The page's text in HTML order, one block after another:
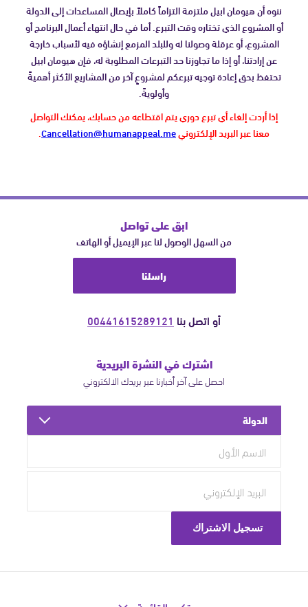
ننوه أن هيومان ابيل ملتزمة التزاماً كاملاً بإيصال المساعدات إلى الدولة
أو المشروع الذي تختاره وقت التبرع. أما في حال انتهاء أعمال البرنامج أو
المشروع، أو عرقلة وصولنا له وللبلد المزمع إنشاؤه فيه لأسباب خارجة
عن إرادتنا، أو إذا ما تجاوزنا حد التبرعات المطلوبة له، فإن هيومان ابيل
تحتفظ بحق إعادة توجيه تبرعكم لمشروعٍ آخر من المشاريع الأكثر أهميةً
وأولويةً.
إذا أردت إلغاء أي تبرع دوري يتم اقتطاعه من حسابك، يمكنك التواصل
معنا عبر البريد الإلكترونيCancellation@humanappeal.me
.
ابق على تواصل
من السهل الوصول لنا عبر الإيميل أو الهاتف
راسلنا
أو اتصل بنا 00441615289121
اشترك في النشرة البريدية
احصل على آخر أخبارنا عبر بريدك الالكتروني
الدولة